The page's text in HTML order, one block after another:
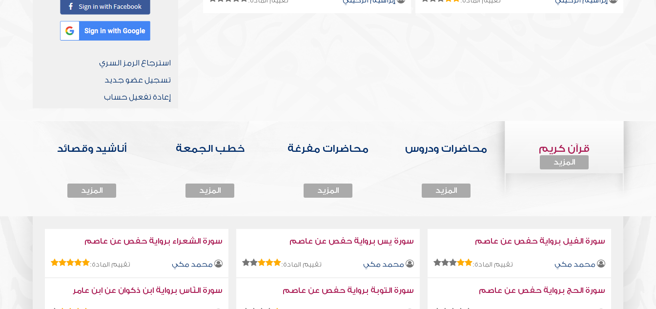
استرجاع الرمز السري
تسجيل عضو جديد
إعادة تفعيل حساب
قرآن كريم
المزيد
محاضرات ودروس
المزيد
محاضرات مفرغة
المزيد
خطب الجمعة
المزيد
أناشيد وقصائد
المزيد
سورة الفيل برواية حفص عن عاصم
محمد مكي تقييم المادة:
سورة يس برواية حفص عن عاصم
محمد مكي تقييم المادة:
سورة الشعراء برواية حفص عن عاصم
محمد مكي تقييم المادة:
سورة الحج برواية حفص عن عاصم سورة التوبة برواية حفص عن عاصم سورة النّاس برواية ابن ذكوان عن ابن عامر